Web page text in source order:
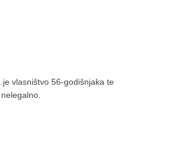
vlasništvo 56-godišnjaka te